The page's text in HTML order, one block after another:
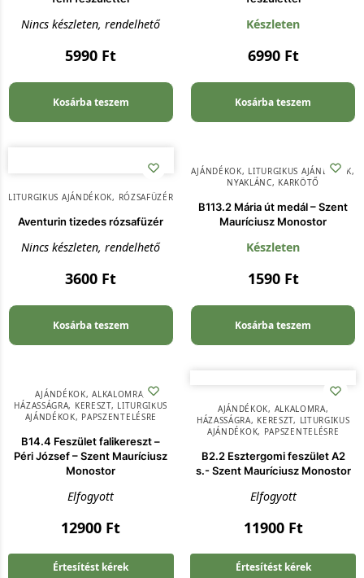
Nincs készleten, rendelhető
5990 Ft
Kosárba teszem
Készleten
6990 Ft
Kosárba teszem
LITURGIKUS AJÁNDÉKOK, RÓZSAFÜZÉR
Aventurin tizedes rózsafüzér
Nincs készleten, rendelhető
3600 Ft
Kosárba teszem
AJÁNDÉKOK, LITURGIKUS AJÁNDÉKOK,
NYAKLÁNC, KARKÖTŐ
B113.2 Mária út medál – Szent
Mauríciusz Monostor
Készleten
1590 Ft
Kosárba teszem
AJÁNDÉKOK,ALKALOMRA
HÁZASSÁGRA, KERESZT, LITURGIKUS
AJÁNDÉKOK, PAPSZENTELÉSRE
B14.4 Feszület falikereszt –
Péri József – Szent Mauríciusz
Monostor
Elfogyott
12900 Ft
Értesítést kérek
AJÁNDÉKOK, ALKALOMRA,
HÁZASSÁGRA, KERESZT, LITURGIKUS
AJÁNDÉKOK, PAPSZENTELÉSRE
B2.2 Esztergomi feszület A2
s.- Szent Mauríciusz Monostor
Elfogyott
11900 Ft
Értesítést kérek